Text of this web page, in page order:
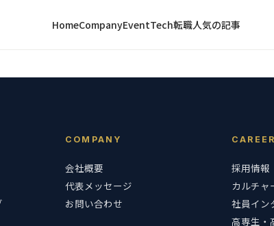
HomeCompanyEventTech転職人気の記事
COMPANY
会社概要
代表メッセージ
お問い合わせ
採用情報
カルチャ
社員イン
高専生・